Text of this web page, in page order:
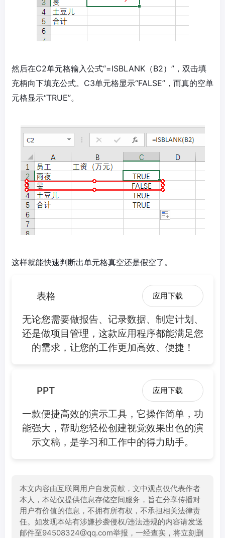
然后在C2单元格输入公式“=ISBLANK（B2）”，双击填
充柄向下填充公式。C3单元格显示“FALSE”，而真的空单
元格显示“TRUE”。
这样就能快速判断出单元格真空还是假空了。
表格 应用下载
无论您需要做报告、记录数据、制定计划、
还是做项目管理，这款应用程序都能满足您
的需求，让您的工作更加高效、便捷！
PPT 应用下载
一款便捷高效的演示工具，它操作简单，功
能强大，帮助您轻松创建视觉效果出色的演
示文稿，是学习和工作中的得力助手。
本文内容由互联网用户自发贡献，文中观点仅代表作者
本人，本站仅提供信息存储空间服务，旨在分享传播对
用户有价值的信息，不拥有所有权，不承担相关法律责
任。如发现本站有涉嫌抄袭侵权/违法违规的内容请发送
邮件至94508324@qq.com举报，一经查实，将立刻删